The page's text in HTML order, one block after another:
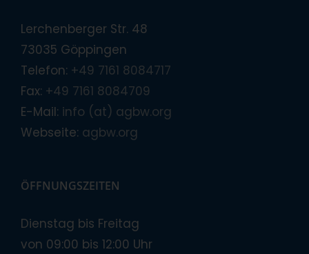
Lerchenberger Str. 48
73035 Göppingen
Telefon: +49 7161 8084717
Fax: +49 7161 8084709
E-Mail: info (at) agbw.org
Webseite: agbw.org
ÖFFNUNGSZEITEN
Dienstag bis Freitag
von 09:00 bis 12:00 Uhr